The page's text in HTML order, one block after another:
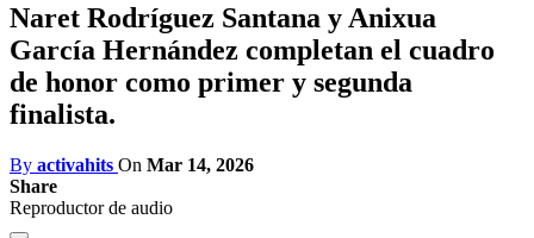
Naret Rodríguez Santana y Anixua
García Hernández completan el cuadro
de honor como primer y segunda
finalista.
By activahits On Mar 14, 2026
Share
Reproductor de audio